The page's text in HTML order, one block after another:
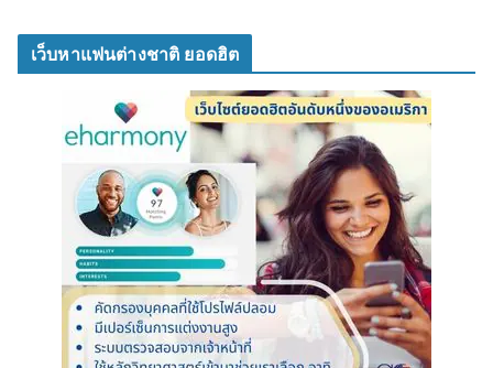
เว็บหาแฟนต่างชาติ ยอดฮิต